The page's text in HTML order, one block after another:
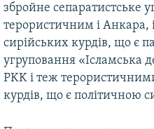
збройне сепаратистське
терористичним і Анкара,
сирійських курдів, що є
угруповання «Ісламська
PKK і теж
курдів, що є політичною